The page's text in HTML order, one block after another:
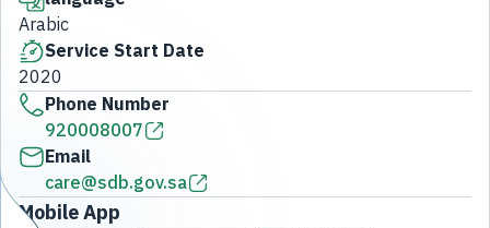
Arabic
Service Start Date
2020
Phone Number
920008007
Email
care@sdb.gov.sa
Mobile App